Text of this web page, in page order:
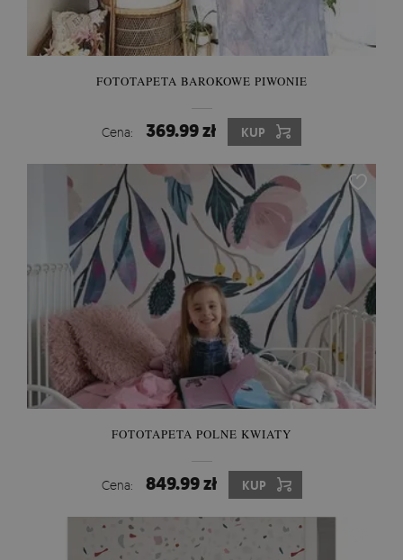
FOTOTAPETA BAROKOWE PIWONIE
Cena: 369.99 zł KUP
FOTOTAPETA POLNE KWIATY
Cena: 849.99 zł KUP